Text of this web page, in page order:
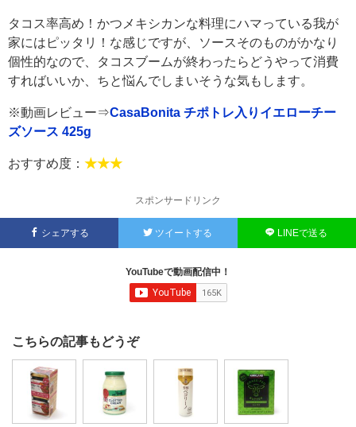
タコス率高め！かつメキシカンな料理にハマっている我が
家にはピッタリ！な感じですが、ソースそのものがかなり
個性的なので、タコスブームが終わったらどうやって消費
すればいいか、ちと悩んでしまいそうな気もします。
※動画レビュー⇒CasaBonita チポトレ入りイエローチー
ズソース 425g
おすすめ度： ★★★
スポンサードリンク
シェアする ツイートする LINEで送る
YouTubeで動画配信中！
こちらの記事もどうぞ